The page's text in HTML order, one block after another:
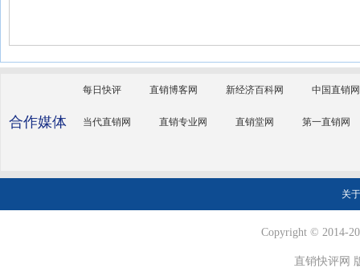
合作媒体
每日快评 直销博客网 新经济百科网 中国直销网
当代直销网 直销专业网 直销堂网 第一直销网
关
Copyright © 2014-
直销快评网